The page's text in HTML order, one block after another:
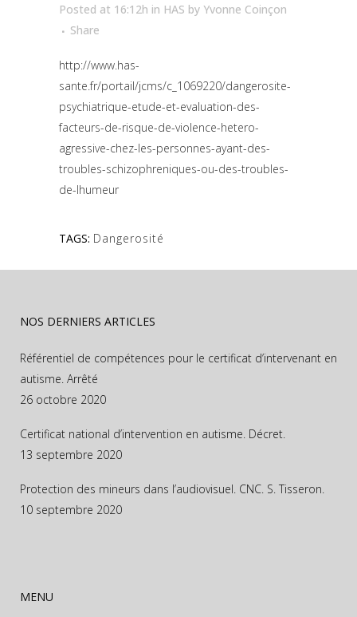
Posted at 16:12h in HAS by Yvonne Coinçon
Share
http://www.has-
sante.fr/portail/jcms/c_1069220/dangerosite-
psychiatrique-etude-et-evaluation-des-
facteurs-de-risque-de-violence-hetero-
agressive-chez-les-personnes-ayant-des-
troubles-schizophreniques-ou-des-troubles-
de-lhumeur
TAGS: Dangerosité
NOS DERNIERS ARTICLES
Référentiel de compétences pour le certificat d’intervenant en
autisme. Arrêté
26 octobre 2020
Certificat national d’intervention en autisme. Décret.
13 septembre 2020
Protection des mineurs dans l’audiovisuel. CNC. S. Tisseron.
10 septembre 2020
MENU